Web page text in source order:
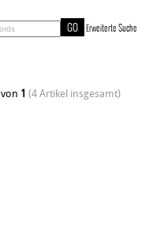
Erweiterte Suche
von 1 (4 Artikel insgesamt)